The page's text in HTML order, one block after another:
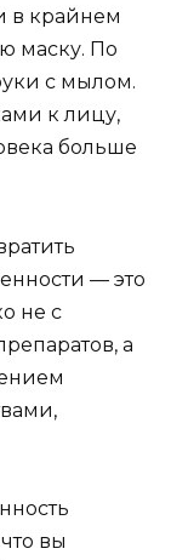
в крайнем
маску. По
с мылом.
к лицу,
больше
— это
не с
а
вы